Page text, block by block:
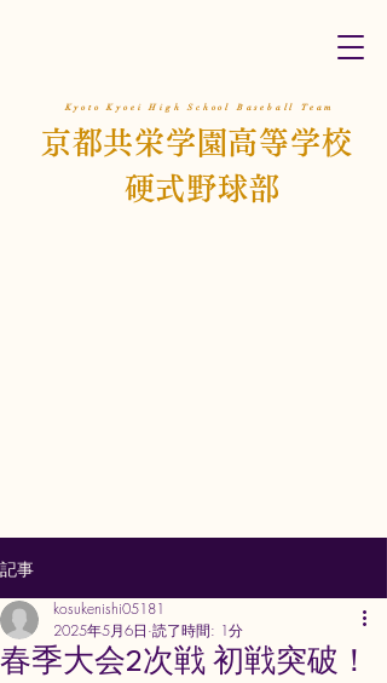
Kyoto Kyoei High School Baseball Team
京都共栄学園高等学校
硬式野球部
記事
春季大会2次戦 初戦突破！
kosukenishi05181
2025年5月6日 読了時間: 1分